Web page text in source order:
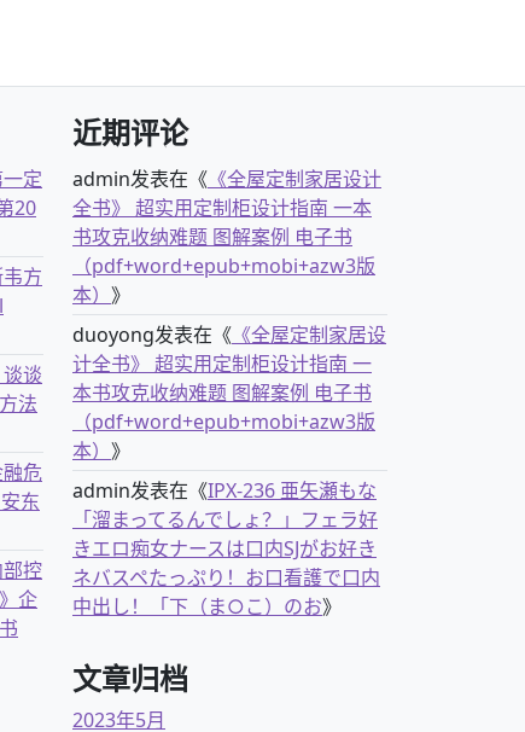
定
20
方
谈
法
危
东
控
企
近期评论
admin发表在《 《全屋定制家居设计
全书》 超实用定制柜设计指南 一本
书攻克收纳难题 图解案例 电子书
（pdf+word+epub+mobi+azw3版
本） 》
duoyong发表在《 《全屋定制家居设
计全书》 超实用定制柜设计指南 一
本书攻克收纳难题 图解案例 电子书
（pdf+word+epub+mobi+azw3版
本） 》
admin发表在《IPX-236 亜矢瀬もな
「溜まってるんでしょ？」フェラ好
きエロ痴女ナースは口内SJがお好き
ネバスペたっぷり！お口看護で口内
中出し！「下（ま○こ）のお》
文章归档
2023年5月